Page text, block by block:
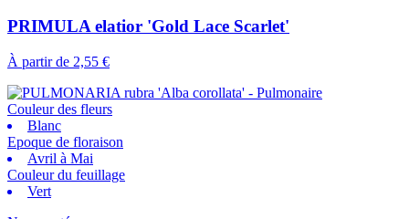
PRIMULA elatior 'Gold Lace Scarlet'
À partir de 2,55 €
Couleur des fleurs
Blanc
Epoque de floraison
Avril à Mai
Couleur du feuillage
Vert